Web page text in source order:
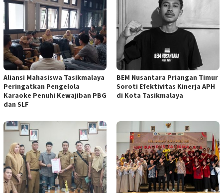
Aliansi Mahasiswa Tasikmalaya
Peringatkan Pengelola
Karaoke Penuhi Kewajiban PBG
dan SLF
BEM Nusantara Priangan Timur
Soroti Efektivitas Kinerja APH
di Kota Tasikmalaya